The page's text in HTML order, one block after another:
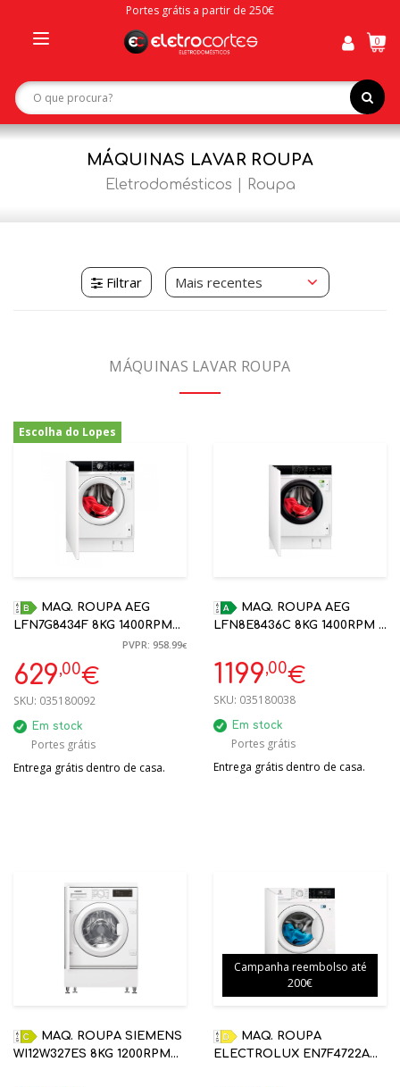
Portes grátis a partir de 250€
navigation
0
MÁQUINAS LAVAR ROUPA
Eletrodomésticos Roupa
Filtrar
MÁQUINAS LAVAR ROUPA
Escolha do Lopes
-34%
LFN7G8434F 8KG 1400RPM
PVPR: 958.99€
629,00€
SKU: 035180092
Em stock
Portes grátis
Entrega grátis dentro de casa.
LFN8E8436C 8KG 1400RPM A
1199,00€
SKU: 035180038
Em stock
Portes grátis
Entrega grátis dentro de casa.
WI12W327ES 8KG 1200RPM
Campanha reembolso até
200€
ELECTROLUX EN7F4722AN